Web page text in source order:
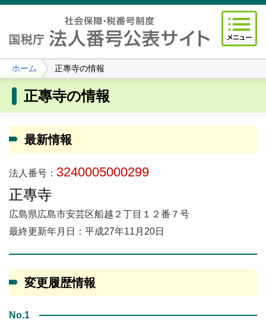
ホーム 正專寺の情報
正專寺の情報
最新情報
法人番号： 3240005000299
正專寺
広島県広島市安芸区船越２丁目１２番７号
最終更新年月日：平成27年11月20日
変更履歴情報
No.1